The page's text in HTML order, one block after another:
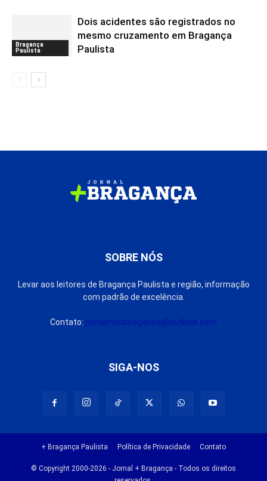
Bragança
Paulista
Dois acidentes são registrados no
mesmo cruzamento em Bragança
Paulista
SOBRE NÓS
Levar aos leitores de Bragança Paulista e região, informação
com padrão de excelência.
Contato: jornalmaisbraganca@outlook.com
SIGA-NOS
+ Bragança Paulista Política de Privacidade Contato
© Copyright 2000-2026 - Jornal + Bragança - Todos os direitos